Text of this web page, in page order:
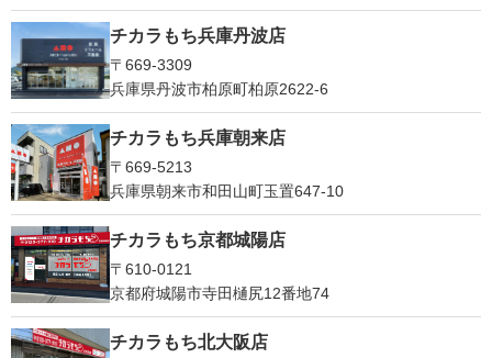
チカラもち兵庫丹波店
〒669-3309
兵庫県丹波市柏原町柏原2622-6
チカラもち兵庫朝来店
〒669-5213
兵庫県朝来市和田山町玉置647-10
チカラもち京都城陽店
〒610-0121
京都府城陽市寺田樋尻12番地74
チカラもち北大阪店